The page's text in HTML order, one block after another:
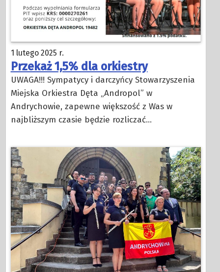
1 lutego 2025 r.
Przekaż 1,5% dla orkiestry
UWAGA!!! Sympatycy i darczyńcy Stowarzyszenia
Miejska Orkiestra Dęta „Andropol” w
Andrychowie, zapewne większość z Was w
najbliższym czasie będzie rozliczać…